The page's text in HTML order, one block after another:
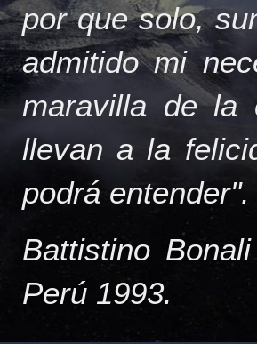
por que solo,
admitido mi
maravilla de la
llevan a la
podrá entender".
Battistino
Perú 1993.